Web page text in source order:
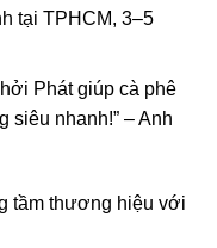
tại TPHCM, 3–5
Phát giúp cà phê
siêu nhanh!” – Anh
tầm thương hiệu với